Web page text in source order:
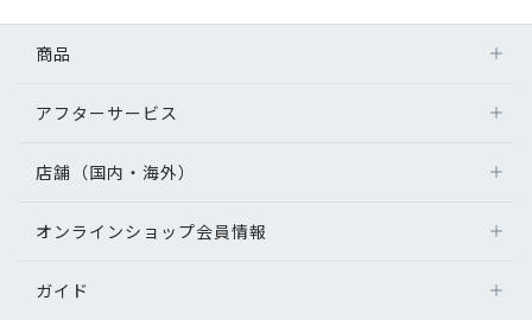
商品
アフターサービス
店舗（国内・海外）
オンラインショップ会員情報
ガイド